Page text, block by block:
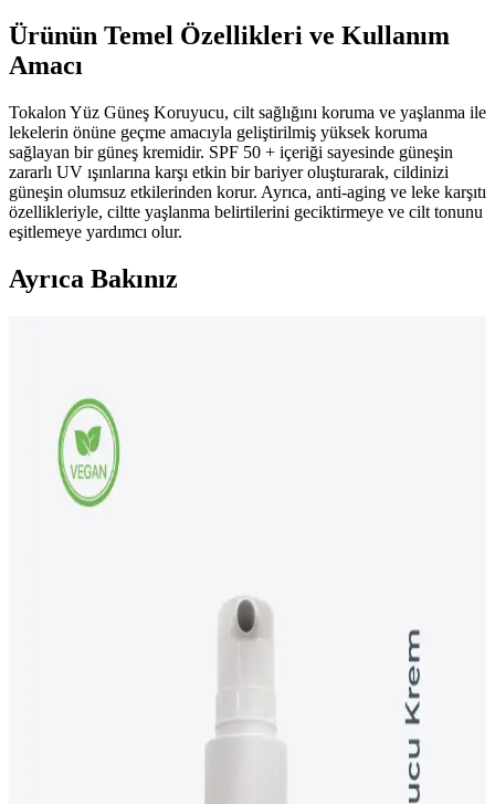
Ürünün Temel Özellikleri ve Kullanım
Amacı
Tokalon Yüz Güneş Koruyucu, cilt sağlığını koruma ve yaşlanma ile
lekelerin önüne geçme amacıyla geliştirilmiş yüksek koruma
sağlayan bir güneş kremidir. SPF 50 + içeriği sayesinde güneşin
zararlı UV ışınlarına karşı etkin bir bariyer oluşturarak, cildinizi
güneşin olumsuz etkilerinden korur. Ayrıca, anti-aging ve leke karşıtı
özellikleriyle, ciltte yaşlanma belirtilerini geciktirmeye ve cilt tonunu
eşitlemeye yardımcı olur.
Ayrıca Bakınız
Madeleb Krem ve CC krem seti, cilt tipine uygun, doğal içerikli ve
vegan formülüyle günlük bakımda pratik ve etkili çözümler sunar.
NIVEA SUN SPF50 Nemlendirici Güneş Koruyucu
Dudak Bakım Kremi ile güneş ve bakım bir arada.
Jung Saem Mool Cushion Altında Doğru Cilt
Jung Saem Mool cushion fondöten altına uygulanacak su bazlı, hafif
cilt bakım ürünleri ve doğru katmanlama teknikleri, pilling sorununu